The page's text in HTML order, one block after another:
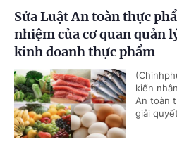
Sửa Luật An toàn thực
nhiệm của cơ quan quản
kinh doanh thực phẩm
kiến
An toàn
giải